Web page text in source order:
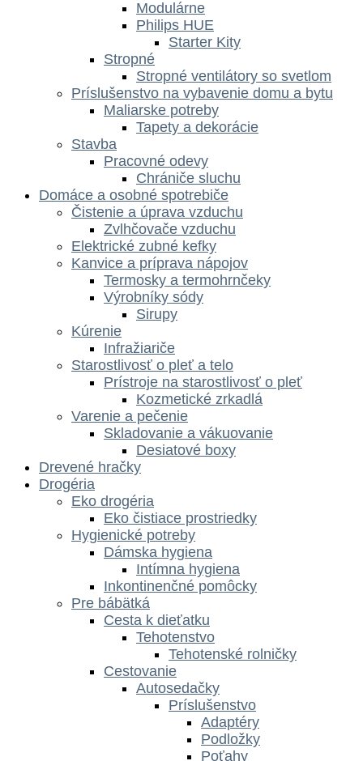
Modulárne
Philips HUE
Starter Kity
Stropné
Stropné ventilátory so svetlom
Príslušenstvo na vybavenie domu a bytu
Maliarske potreby
Tapety a dekorácie
Stavba
Pracovné odevy
Chrániče sluchu
Domáce a osobné spotrebiče
Čistenie a úprava vzduchu
Zvlhčovače vzduchu
Elektrické zubné kefky
Kanvice a príprava nápojov
Termosky a termohrnčeky
Výrobníky sódy
Sirupy
Kúrenie
Infražiariče
Starostlivosť o pleť a telo
Prístroje na starostlivosť o pleť
Kozmetické zrkadlá
Varenie a pečenie
Skladovanie a vákuovanie
Desiatové boxy
Drevené hračky
Drogéria
Eko drogéria
Eko čistiace prostriedky
Hygienické potreby
Dámska hygiena
Intímna hygiena
Inkontinenčné pomôcky
Pre bábätká
Cesta k dieťatku
Tehotenstvo
Tehotenské rolničky
Cestovanie
Autosedačky
Príslušenstvo
Adaptéry
Podložky
Poťahy